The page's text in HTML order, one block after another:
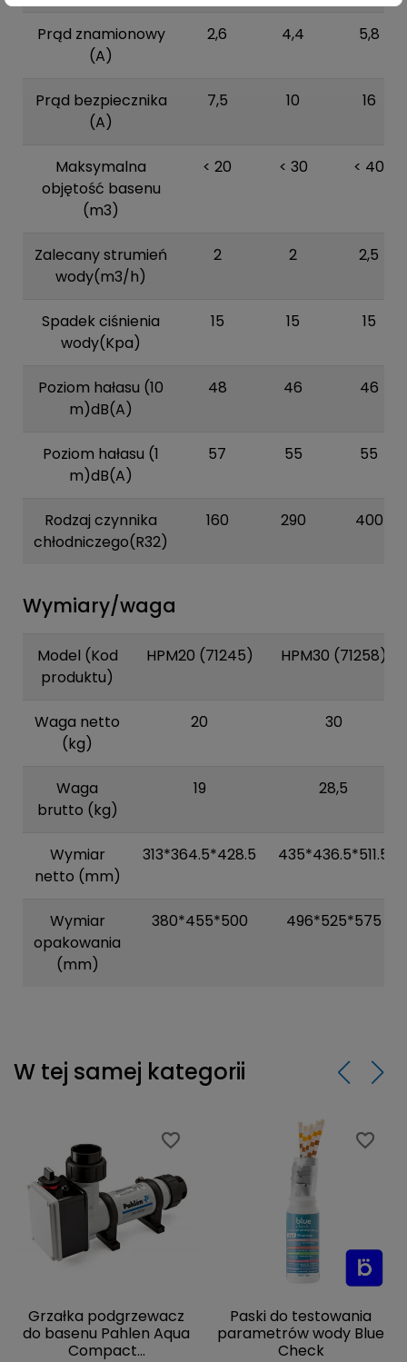
Prąd znamionowy
(A)
2,6 4,4 5,8
Prąd bezpiecznika
(A)
7,5 10 16
Maksymalna
objętość basenu
(m3)
< 20 < 30 < 40
Zalecany strumień
wody(m3/h)
2 2 2,5
Spadek ciśnienia
wody(Kpa)
15 15 15
Poziom hałasu (10
m)dB(A)
48 46 46
Poziom hałasu (1
m)dB(A)
57 55 55
Rodzaj czynnika
chłodniczego(R32)
160 290 400
Wymiary/waga
Model (Kod
produktu)
HPM20 (71245) HPM30 (71258)
Waga netto
(kg)
20 30
Waga
brutto (kg)
19 28,5
Wymiar
netto (mm)
313*364.5*428.5 435*436.5*511.5
Wymiar
opakowania
(mm)
380*455*500 496*525*575
W tej samej kategorii
favorite_border
favorite_border
Grzałka podgrzewacz
do basenu Pahlen Aqua
Compact...
favorite_border
favorite_border
Paski do testowania
parametrów wody Blue
Check